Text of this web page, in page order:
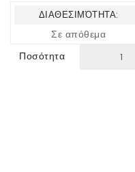
ΔΙΑΘΕΣΙΜΌΤΗΤΑ:
Σε απόθεμα
Ποσότητα